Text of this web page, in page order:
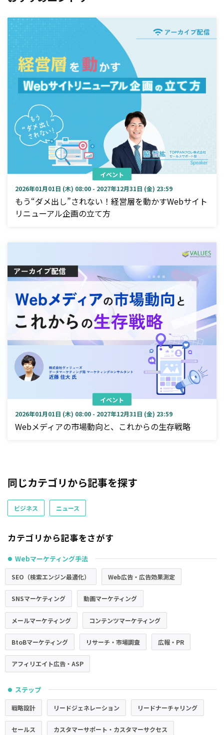
イベント
2026年01月01日 (木) 08:00 - 2027年12月31日 (金) 23:59
もう“ダメ出し”されない！経営層を動かすWebサイト
リニューアル企画の立て方
イベント
2026年01月01日 (木) 08:00 - 2027年12月31日 (金) 23:59
Webメディアの市場動向と、これからの生存戦略
同じカテゴリから記事を探す
ビジネス ニュース
カテゴリから記事をさがす
● Webマーケティング手法
SEO（検索エンジン最適化） Web広告・広告効果測定
SNSマーケティング 動画マーケティング
メールマーケティング コンテンツマーケティング
BtoBマーケティング リサーチ・市場調査 広報・PR
アフィリエイト広告・ASP
● ステップ
戦略設計 リードジェネレーション リードナーチャリング
セールス カスタマーサポート・カスタマーサクセス